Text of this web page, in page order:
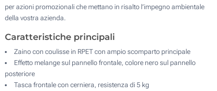
per azioni promozionali che mettano in risalto l’impegno ambientale
della vostra azienda.
Caratteristiche principali
Zaino con coulisse in RPET con ampio scomparto principale
Effetto melange sul pannello frontale, colore nero sul pannello
posteriore
Tasca frontale con cerniera, resistenza di 5 kg